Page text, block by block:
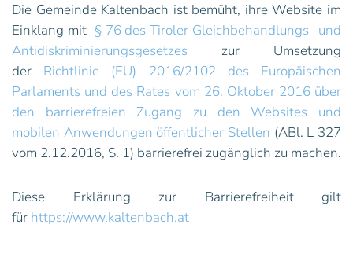
Die Gemeinde Kaltenbach ist bemüht, ihre Website im
Einklang mit § 76 des Tiroler Gleichbehandlungs- und
Antidiskriminierungsgesetzes zur Umsetzung
der Richtlinie (EU) 2016/2102 des Europäischen
Parlaments und des Rates vom 26. Oktober 2016 über
den barrierefreien Zugang zu den Websites und
mobilen Anwendungen öffentlicher Stellen (ABl. L 327
vom 2.12.2016, S. 1) barrierefrei zugänglich zu machen.
Diese Erklärung zur Barrierefreiheit gilt
für https://www.kaltenbach.at